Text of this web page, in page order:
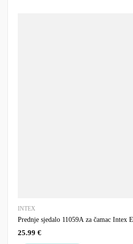
INTEX
Prednje sjedalo 11059A za čamac Intex
25.99 €